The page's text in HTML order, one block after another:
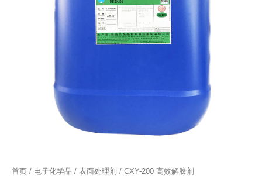
首页 / 电子化学品 / 表面处理剂 / CXY-200 高效解胶剂